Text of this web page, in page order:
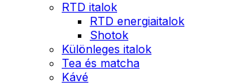
RTD italok
RTD energiaitalok
Shotok
Különleges italok
Tea és matcha
Kávé